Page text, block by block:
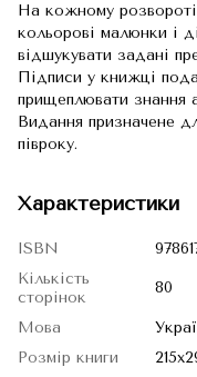
На кожному
кольорові малюнки і
відшукувати задані
Підписи у книжці
прищеплювати знання
Видання призначене
півроку.
Характеристики
ISBN
Кількість
сторінок
80
Мова
Розмір книги